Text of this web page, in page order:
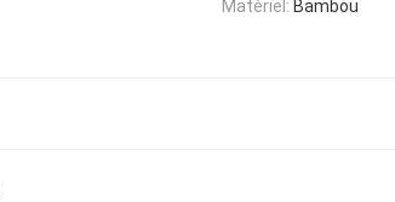
Matériel: Bambou